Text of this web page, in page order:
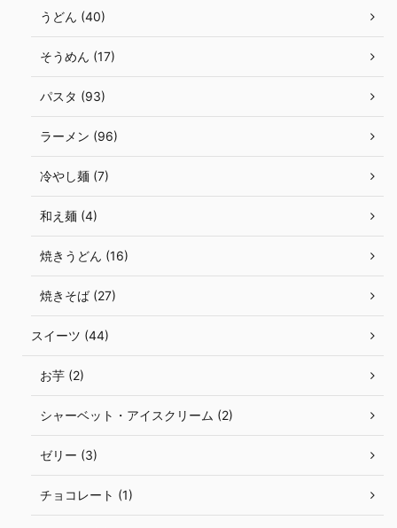
うどん (40)
そうめん (17)
パスタ (93)
ラーメン (96)
冷やし麺 (7)
和え麺 (4)
焼きうどん (16)
焼きそば (27)
スイーツ (44)
お芋 (2)
シャーベット・アイスクリーム (2)
ゼリー (3)
チョコレート (1)